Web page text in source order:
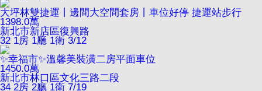
大坪林雙捷運丨邊間大空間套房丨車位好停 捷運站步行
1398.0萬
新北市新店區復興路
32 1房 1廳 1衛 3/12
✨幸福市✨溫馨美裝潢二房平面車位
1450.0萬
新北市林口區文化三路二段
34 2房 2廳 1衛 7/19